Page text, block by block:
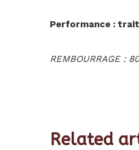
Performance :
REMBOURRAGE :
Related